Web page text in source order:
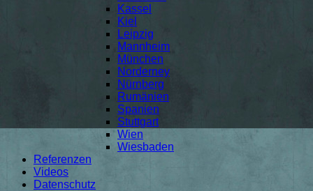
Kassel
Kiel
Leipzig
Mannheim
München
Norderney
Nürnberg
Rumänien
Spanien
Stuttgart
Wien
Wiesbaden
Referenzen
Videos
Datenschutz